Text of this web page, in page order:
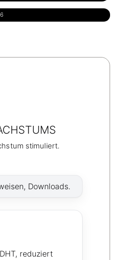
stimuliert.
Downloads.
reduziert